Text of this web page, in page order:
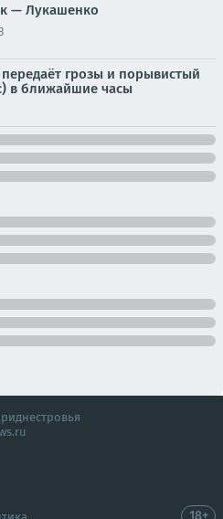
— Лукашенко
грозы и порывистый
в ближайшие часы